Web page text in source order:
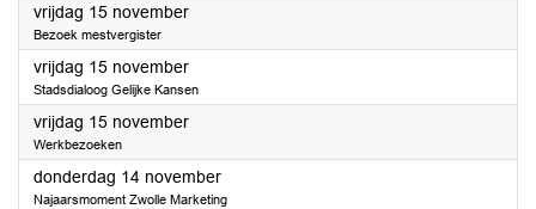
vrijdag 15 november2024
Bezoek mestvergister
vrijdag 15 november2024
Stadsdialoog Gelijke Kansen
vrijdag 15 november2024
Werkbezoeken
donderdag 14 november2024
Najaarsmoment Zwolle Marketing